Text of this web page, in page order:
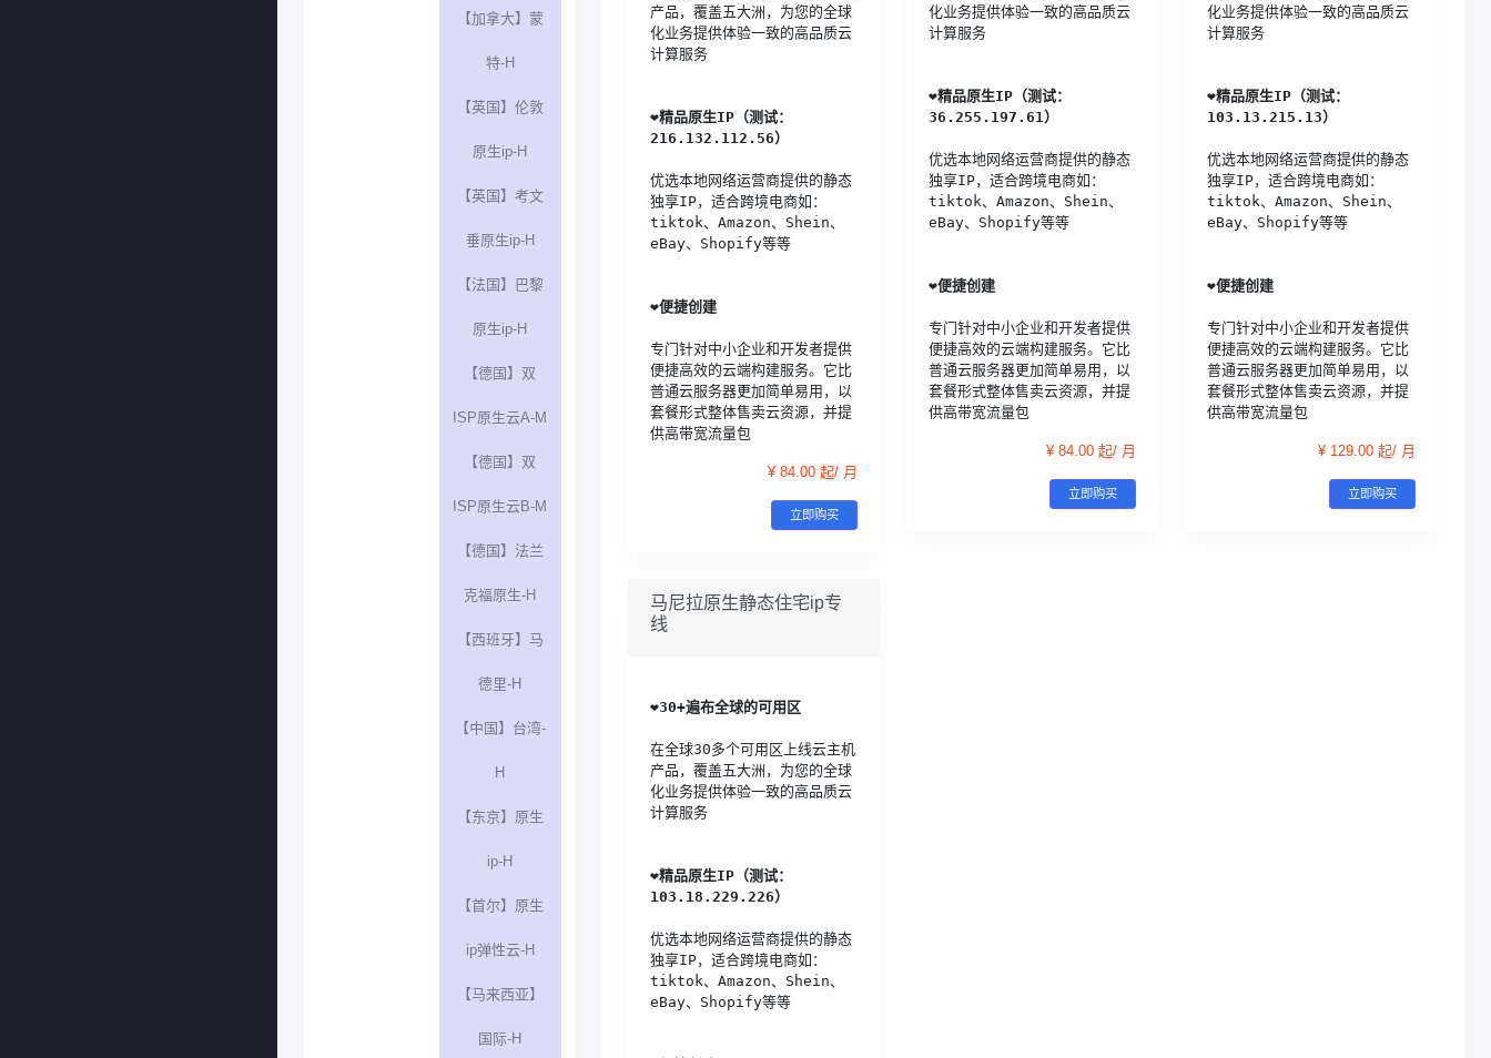
【加拿大】蒙
特-H
【英国】伦敦
原生ip-H
【英国】考文
垂原生ip-H
【法国】巴黎
原生ip-H
【德国】双
ISP原生云A-M
【德国】双
ISP原生云B-M
【德国】法兰
克福原生-H
【西班牙】马
德里-H
【中国】台湾-
H
【东京】原生
ip-H
【首尔】原生
ip弹性云-H
【马来西亚】
国际-H
产品，覆盖五大洲，为您的全球
化业务提供体验一致的高品质云
计算服务
❤️精品原生IP（测试：
216.132.112.56）
优选本地网络运营商提供的静态
独享IP，适合跨境电商如：
tiktok、Amazon、Shein、
eBay、Shopify等等
❤️便捷创建
专门针对中小企业和开发者提供
便捷高效的云端构建服务。它比
普通云服务器更加简单易用，以
套餐形式整体售卖云资源，并提
供高带宽流量包
¥ 84.00 起/ 月
立即购买
化业务提供体验一致的高品质云
计算服务
❤️精品原生IP（测试：
36.255.197.61）
优选本地网络运营商提供的静态
独享IP，适合跨境电商如：
tiktok、Amazon、Shein、
eBay、Shopify等等
❤️便捷创建
专门针对中小企业和开发者提供
便捷高效的云端构建服务。它比
普通云服务器更加简单易用，以
套餐形式整体售卖云资源，并提
供高带宽流量包
¥ 84.00 起/ 月
立即购买
化业务提供体验一致的高品质云
计算服务
❤️精品原生IP（测试：
103.13.215.13）
优选本地网络运营商提供的静态
独享IP，适合跨境电商如：
tiktok、Amazon、Shein、
eBay、Shopify等等
❤️便捷创建
专门针对中小企业和开发者提供
便捷高效的云端构建服务。它比
普通云服务器更加简单易用，以
套餐形式整体售卖云资源，并提
供高带宽流量包
¥ 129.00 起/ 月
立即购买
马尼拉原生静态住宅ip专
线
❤️30+遍布全球的可用区
在全球30多个可用区上线云主机
产品，覆盖五大洲，为您的全球
化业务提供体验一致的高品质云
计算服务
❤️精品原生IP（测试：
103.18.229.226）
优选本地网络运营商提供的静态
独享IP，适合跨境电商如：
tiktok、Amazon、Shein、
eBay、Shopify等等